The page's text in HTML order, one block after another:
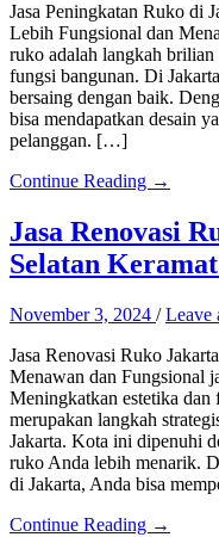
Jasa Peningkatan Ruko di
Lebih Fungsional dan
ruko adalah langkah
fungsi bangunan. Di
bersaing dengan baik.
bisa mendapatkan desain
pelanggan. […]
Continue Reading →
Jasa Renovasi
Selatan
November 3, 2024 /Leave
Jasa Renovasi Ruko
Menawan dan Fungsional
Meningkatkan estetika
merupakan langkah
Jakarta. Kota ini dipenuhi
ruko Anda lebih menarik.
di Jakarta, Anda bisa
Continue Reading →